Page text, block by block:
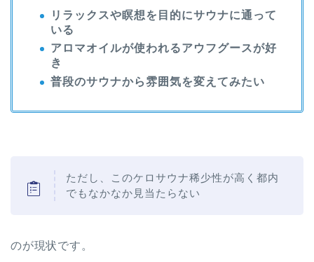
リラックスや瞑想を目的にサウナに通って
いる
アロマオイルが使われるアウフグースが好
き
普段のサウナから雰囲気を変えてみたい
ただし、このケロサウナ稀少性が高く都内
でもなかなか見当たらない
のが現状です。